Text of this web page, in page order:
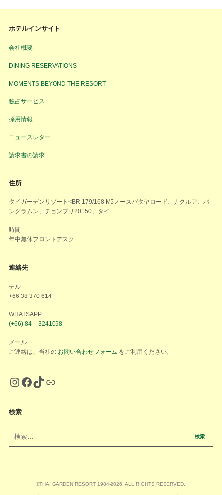
ホテルインサイト
会社概要
DINING RESERVATIONS
MOMENTS BEYOND THE RESORT
独占サービス
採用情報
ニュースレター
請求書の請求
住所
タイガーデンリゾート<BR 179/168 M5ノースパタヤロード、ナクルア、バ
ングラムン、チョンブリ20150、タイ
時間
年中無休フロントデスク
連絡先
テル
+66 38 370 614
WHATSAPP
(+66) 84 – 3241098
メール
ご連絡は、当社の お問い合わせフォーム をご利用ください。
検索
検索
©THAI GARDEN RESORT 1984-2026. ALL RIGHTS RESERVED.